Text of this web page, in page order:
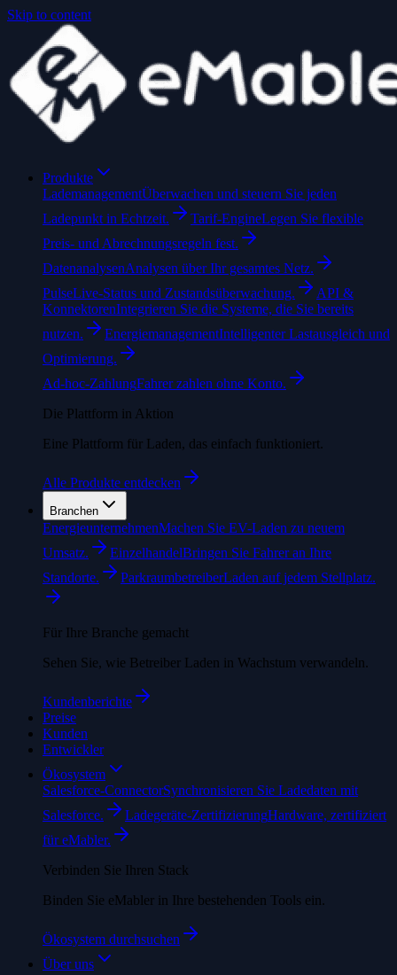
Skip to content
Produkte
LademanagementÜberwachen und steuern Sie jeden
Ladepunkt in Echtzeit.
Tarif-EngineLegen Sie flexible
Preis- und Abrechnungsregeln fest.
DatenanalysenAnalysen über Ihr gesamtes Netz.
PulseLive-Status und Zustandsüberwachung.
API &
KonnektorenIntegrieren Sie die Systeme, die Sie bereits
nutzen.
EnergiemanagementIntelligenter Lastausgleich und
Optimierung.
Ad-hoc-ZahlungFahrer zahlen ohne Konto.
Die Plattform in Aktion
Eine Plattform für Laden, das einfach funktioniert.
Alle Produkte entdecken
Branchen
EnergieunternehmenMachen Sie EV-Laden zu neuem
Umsatz.
EinzelhandelBringen Sie Fahrer an Ihre
Standorte.
ParkraumbetreiberLaden auf jedem Stellplatz.
Für Ihre Branche gemacht
Sehen Sie, wie Betreiber Laden in Wachstum verwandeln.
Kundenberichte
Preise
Kunden
Entwickler
Ökosystem
Salesforce-ConnectorSynchronisieren Sie Ladedaten mit
Salesforce.
Ladegeräte-ZertifizierungHardware, zertifiziert
für eMabler.
Verbinden Sie Ihren Stack
Binden Sie eMabler in Ihre bestehenden Tools ein.
Ökosystem durchsuchen
Über uns